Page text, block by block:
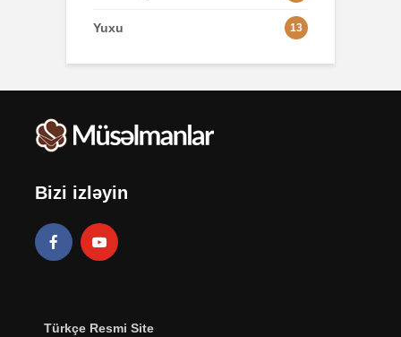
Yuxu 13
Bizi izləyin
Türkçe Resmi Site